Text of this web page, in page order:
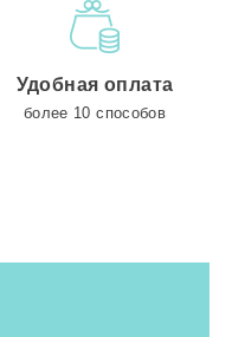
Удобная оплата
более 10 способов